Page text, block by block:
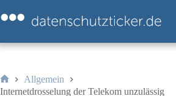
Inhalt
springen
Start
Allgemein
Internetdrosselung der Telekom unzulässig